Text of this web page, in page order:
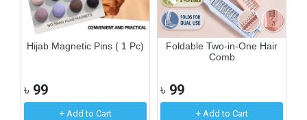
Hijab Magnetic Pins ( 1 Pc)
৳ 99
+ Add to Cart
Foldable Two-in-One Hair
Comb
৳ 99
+ Add to Cart